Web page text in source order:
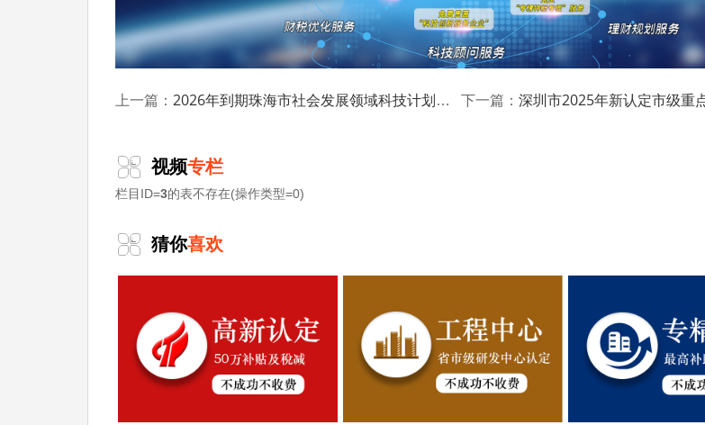
上一篇： 2026年到期珠海市社会发展领域科技计划项目第一批验收结果的公示 下一篇： 深圳市2025年新认定市级重点农业龙头企业与
视频专栏
栏目ID=3的表不存在(操作类型=0)
猜你喜欢